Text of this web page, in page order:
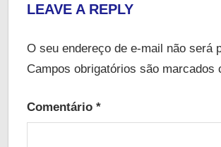
LEAVE A REPLY
O seu endereço de e-mail não será
Campos obrigatórios são marcados
Comentário *